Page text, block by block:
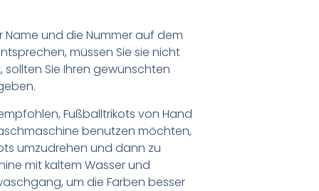
Name und die Nummer auf dem
müssen Sie sie nicht
Sie Ihren gewünschten
Fußballtrikots von Hand
benutzen möchten,
umzudrehen und dann zu
mit kaltem Wasser und
um die Farben besser